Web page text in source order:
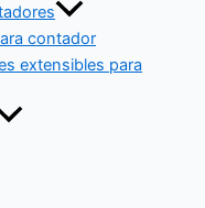
contador
extensibles para